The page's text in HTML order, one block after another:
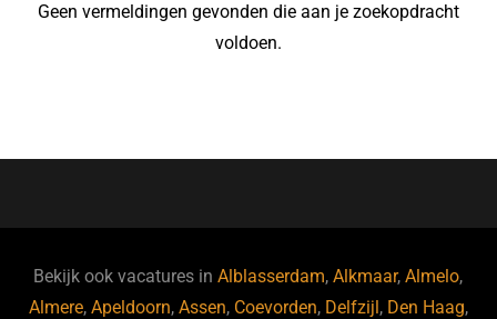
Geen vermeldingen gevonden die aan je zoekopdracht
voldoen.
Bekijk ook vacatures inAlblasserdam,Alkmaar,Almelo,
Almere, Apeldoorn, Assen, Coevorden, Delfzijl , Den Haag,